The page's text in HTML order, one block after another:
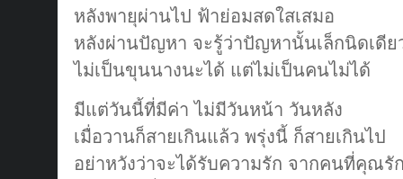
หลังพายุผ่านไป ฟ้าย่อมสดใสเสมอ
หลังผ่านปัญหา จะรู้ว่าปัญหานั้นเล็กนิดเดีย
ไม่เป็นขุนนางนะได้ แต่ไม่เป็นคนไม่ได้
มีแต่วันนี้ที่มีค่า ไม่มีวันหน้า วันหลัง
เมื่อวานก็สายเกินแล้ว พรุ่งนี้ ก็สายเกินไป
อย่าหวังว่าจะได้รับความรัก จากคนที่คุณรั